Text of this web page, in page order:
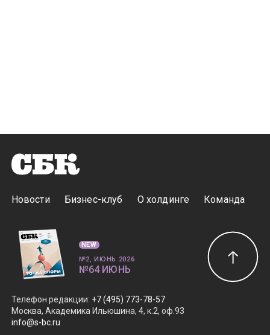
Новости Бизнес-клуб О холдинге Команда
Телефон редакции: +7 (495) 773-78-57
Москва, Академика Ильюшина, 4, к.2, оф.93
info@s-bc.ru
NEW
№2, ИЮНЬ 2026
№64 ИЮНЬ